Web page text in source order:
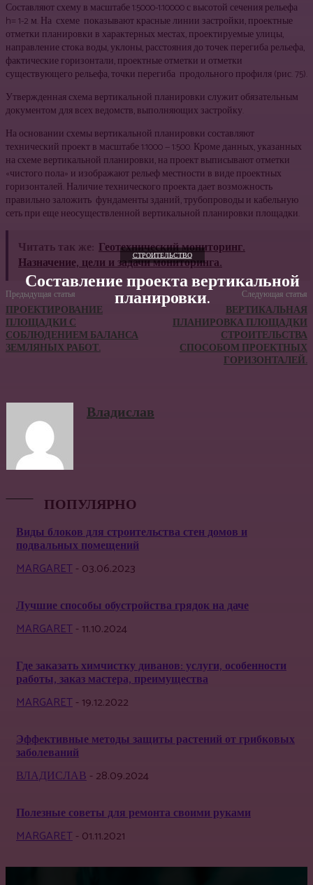
СТРОИТЕЛЬСТВО
Составление проекта вертикальной
планировки.
Составляют схему в масштабе 1:5000-1:10000 с высотой сечения рельефа
h= 1-2 м. На схеме показывают красные линии застройки, проектные
отметки планировки в характерных местах, проектируемые улицы,
направление стока воды, уклоны, расстояния до точек перегиба рельефа,
фактические горизонтали, проектные отметки и отметки
существующего рельефа, точки перегиба продольного профиля (рис. 75).
Утвержденная схема вертикальной планировки служит обязательным
документом для всех ведомств, выполняющих застройку.
На основании схемы вертикальной планировки составляют
технический проект в масштабе 1:1000 — 1:500. Кроме данных, указанных
на схеме вертикальной планировки, на проект выписывают отметки
«чистого пола» и изображают рельеф местности в виде проектных
горизонталей. Наличие технического проекта дает возможность
правильно заложить фундаменты зданий, трубопроводы и кабельную
сеть при еще неосуществленной вертикальной планировки площадки.
Читать так же: Геотехнический мониторинг.
Назначение, цели и задачи мониторинга.
Предыдущая статья
ПРОЕКТИРОВАНИЕ
ПЛОЩАДКИ С
СОБЛЮДЕНИЕМ БАЛАНСА
ЗЕМЛЯНЫХ РАБОТ.
Следующая статья
ВЕРТИКАЛЬНАЯ
ПЛАНИРОВКА ПЛОЩАДКИ
СТРОИТЕЛЬСТВА
СПОСОБОМ ПРОЕКТНЫХ
ГОРИЗОНТАЛЕЙ.
Владислав
ПОПУЛЯРНО
Виды блоков для строительства стен домов и
подвальных помещений
MARGARET- 03.06.2023
Лучшие способы обустройства грядок на даче
MARGARET-11.10.2024
Где заказать химчистку диванов: услуги, особенности
работы, заказ мастера, преимущества
MARGARET- 19.12.2022
Эффективные методы защиты растений от грибковых
заболеваний
ВЛАДИСЛАВ- 28.09.2024
Полезные советы для ремонта своими руками
MARGARET- 01.11.2021